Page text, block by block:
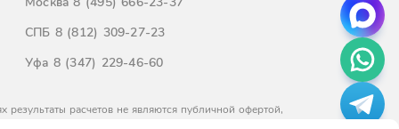
СПБ 8 (812) 309-27-23
Уфа 8 (347) 229-46-60
расчетов не являются публичной офертой,